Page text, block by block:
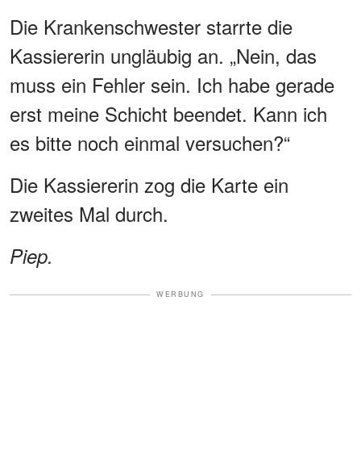
Die Krankenschwester starrte die
Kassiererin ungläubig an. „Nein, das
muss ein Fehler sein. Ich habe gerade
erst meine Schicht beendet. Kann ich
es bitte noch einmal versuchen?“
Die Kassiererin zog die Karte ein
zweites Mal durch.
Piep.
WERBUNG